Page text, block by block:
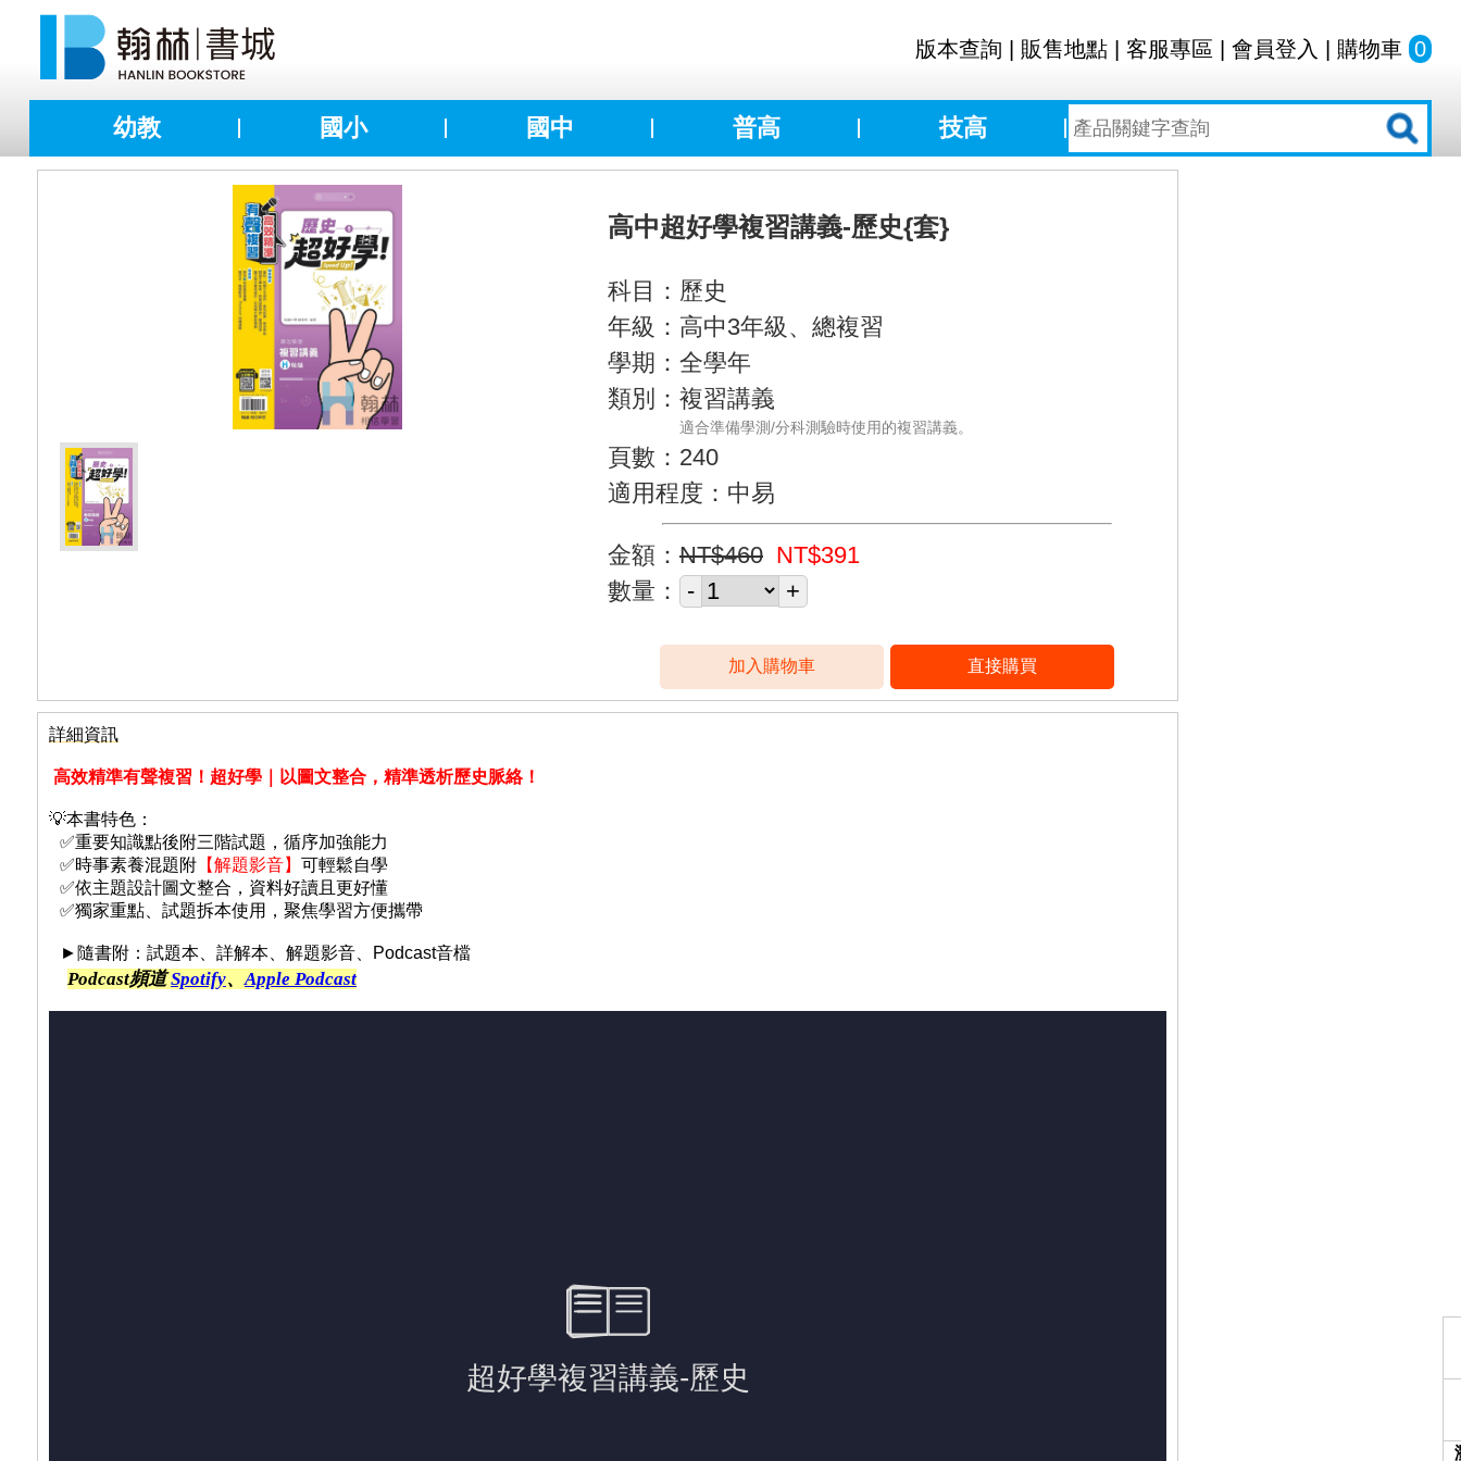
版本查詢 販售地點 客服專區 會員登入 購物車 0
幼教 國小 國中 普高 技高
高中超好學複習講義-歷史{套}
科目：歷史
年級：高中3年級、總複習
學期：全學年
類別：複習講義
適合準備學測/分科測驗時使用的複習講義。
頁數：240
適用程度：中易
金額： NT$460 NT$391
數量：
詳細資訊
高效精準有聲複習！超好學｜ 以圖文整合，精準透析歷史脈絡！
💡本書特色：
✅重要知識點後附三階試題，循序加強能力
✅時事素養混題附 【解題影音】 可輕鬆自學
✅依主題設計圖文整合，資料好讀且更好懂
✅獨家重點、試題拆本使用，聚焦學習方便攜帶
►隨書附：試題本、詳解本、解題影音、Podcast音檔
Podcast頻道Spotify、Apple Podcast